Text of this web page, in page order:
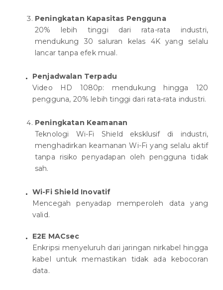
Peningkatan Kapasitas Pengguna
20% lebih tinggi dari rata-rata industri,
mendukung 30 saluran kelas 4K yang selalu
lancar tanpa efek mual.
Penjadwalan Terpadu
Video HD 1080p: mendukung hingga 120
pengguna, 20% lebih tinggi dari rata-rata industri.
Peningkatan Keamanan
Teknologi Wi-Fi Shield eksklusif di industri,
menghadirkan keamanan Wi-Fi yang selalu aktif
tanpa risiko penyadapan oleh pengguna tidak
sah.
Wi-Fi Shield Inovatif
Mencegah penyadap memperoleh data yang
valid.
E2E MACsec
Enkripsi menyeluruh dari jaringan nirkabel hingga
kabel untuk memastikan tidak ada kebocoran
data.